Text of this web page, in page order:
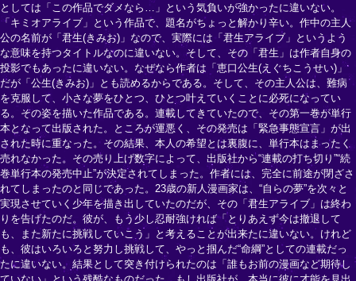
としては「この作品でダメなら…」という気負いが強かったに違いない。
「キミオアライブ」という作品で、題名がちょっと解かり辛い。作中の主人
公の名前が「君生(きみお)」なので、実際には「君生アライブ」というよう
な意味を持つタイトルなのに違いない。そして、その「君生」は作者自身の
投影でもあったに違いない。なぜなら作者は「恵口公生(えぐちこうせい)」
だが「公生(きみお)」とも読めるからである。そして、その主人公は、難病
を克服して、小さな夢をひとつ、ひとつ叶えていくことに必死になってい
る。その姿を描いた作品である。連載してきていたので、その第一巻が単行
本となって出版された。ところが運悪く、その発売は「緊急事態宣言」が出
された時に重なった。その結果、本人の希望とは裏腹に、単行本はまったく
売れなかった。その売り上げ数字によって、出版社から“連載の打ち切り”“続
巻単行本の発売中止”が決定されてしまった。作者には、完全に前途が閉ざさ
れてしまったのと同じであった。23歳の新人漫画家は、“自らの夢”を次々と
実現させていく少年を描き出していたのだが、その「君生アライブ」は終わ
りを告げたのだ。彼が、もう少し忍耐強ければ「とりあえず今は撤退して
も、また新たに挑戦していこう」と考えることが出来たに違いない。けれど
も、彼はいろいろと努力し挑戦して、やっと掴んだ“命綱”としての連載だっ
たに違いない。結果として突き付けられたのは「誰もお前の漫画など期待し